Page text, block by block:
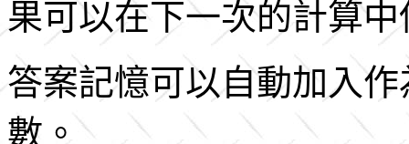
果可以在下一次的計算
答案記憶可以自動加入
數。